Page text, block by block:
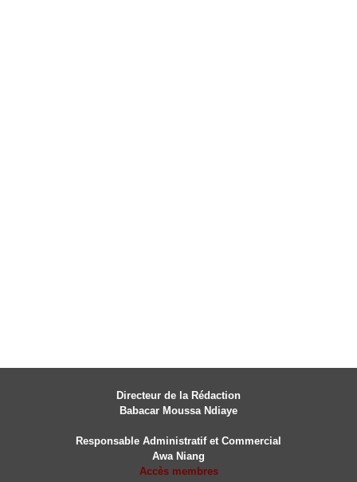
Directeur de la Rédaction
Babacar Moussa Ndiaye
Responsable Administratif et Commercial
Awa Niang
Accès membres